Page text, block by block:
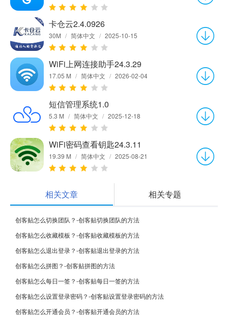
卡仓云2.4.0926
30M / 简体中文 / 2025-10-15
WiFi上网连接助手24.3.29
17.05 M / 简体中文 / 2026-02-04
短信管理系统1.0
5.3 M / 简体中文 / 2025-12-18
WiFi密码查看钥匙24.3.11
19.39 M / 简体中文 / 2025-08-21
相关文章 相关专题
创客贴怎么切换团队？-创客贴切换团队的方法
创客贴怎么收藏模板？-创客贴收藏模板的方法
创客贴怎么退出登录？-创客贴退出登录的方法
创客贴怎么拼图？-创客贴拼图的方法
创客贴怎么每日一签？-创客贴每日一签的方法
创客贴怎么设置登录密码？-创客贴设置登录密码的方法
创客贴怎么开通会员？-创客贴开通会员的方法